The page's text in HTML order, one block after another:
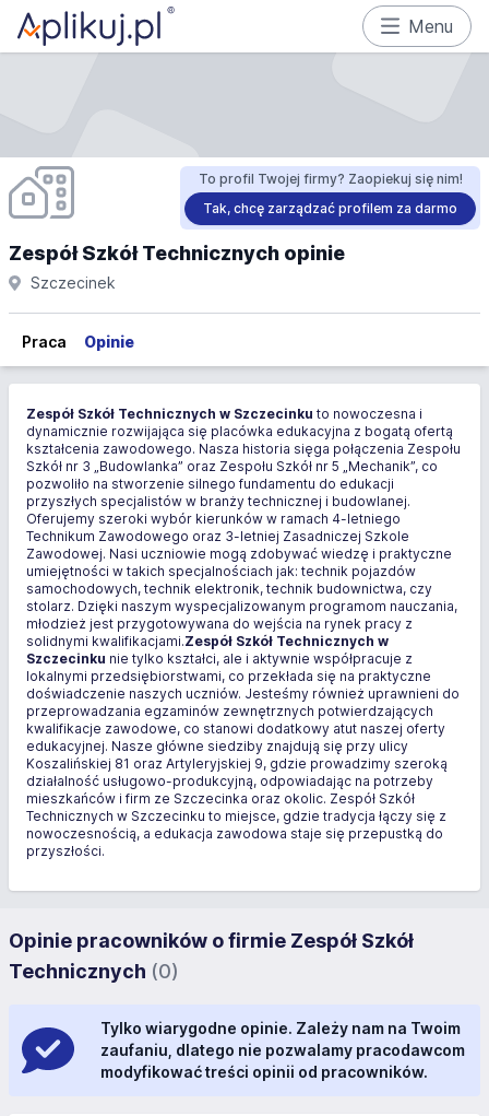
Menu
To profil Twojej firmy? Zaopiekuj się nim!
Tak, chcę zarządzać profilem za darmo
Zespół Szkół Technicznych opinie
Szczecinek
Praca Opinie
Zespół Szkół Technicznych w Szczecinku to nowoczesna i
dynamicznie rozwijająca się placówka edukacyjna z bogatą ofertą
kształcenia zawodowego. Nasza historia sięga połączenia Zespołu
Szkół nr 3 „Budowlanka” oraz Zespołu Szkół nr 5 „Mechanik”, co
pozwoliło na stworzenie silnego fundamentu do edukacji
przyszłych specjalistów w branży technicznej i budowlanej.
Oferujemy szeroki wybór kierunków w ramach 4-letniego
Technikum Zawodowego oraz 3-letniej Zasadniczej Szkole
Zawodowej. Nasi uczniowie mogą zdobywać wiedzę i praktyczne
umiejętności w takich specjalnościach jak: technik pojazdów
samochodowych, technik elektronik, technik budownictwa, czy
stolarz. Dzięki naszym wyspecjalizowanym programom nauczania,
młodzież jest przygotowywana do wejścia na rynek pracy z
solidnymi kwalifikacjami.Zespół Szkół Technicznych w
Szczecinku nie tylko kształci, ale i aktywnie współpracuje z
lokalnymi przedsiębiorstwami, co przekłada się na praktyczne
doświadczenie naszych uczniów. Jesteśmy również uprawnieni do
przeprowadzania egzaminów zewnętrznych potwierdzających
kwalifikacje zawodowe, co stanowi dodatkowy atut naszej oferty
edukacyjnej. Nasze główne siedziby znajdują się przy ulicy
Koszalińskiej 81 oraz Artyleryjskiej 9, gdzie prowadzimy szeroką
działalność usługowo-produkcyjną, odpowiadając na potrzeby
mieszkańców i firm ze Szczecinka oraz okolic. Zespół Szkół
Technicznych w Szczecinku to miejsce, gdzie tradycja łączy się z
nowoczesnością, a edukacja zawodowa staje się przepustką do
przyszłości.
Opinie pracowników o firmie Zespół Szkół
Technicznych (0)
Tylko wiarygodne opinie. Zależy nam na Twoim
zaufaniu, dlatego nie pozwalamy pracodawcom
modyfikować treści opinii od pracowników.